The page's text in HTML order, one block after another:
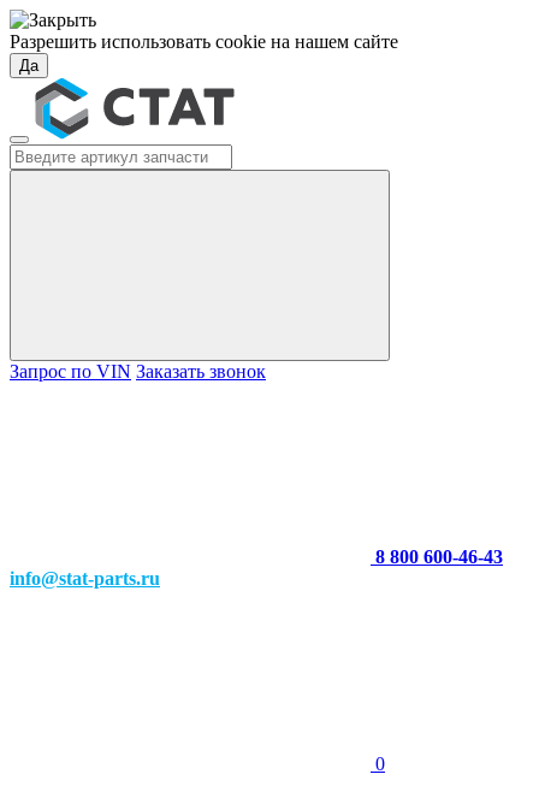
Разрешить использовать cookie на нашем сайте
Да
Запрос по VIN Заказать звонок
8 800 600-46-43
info@stat-parts.ru
0